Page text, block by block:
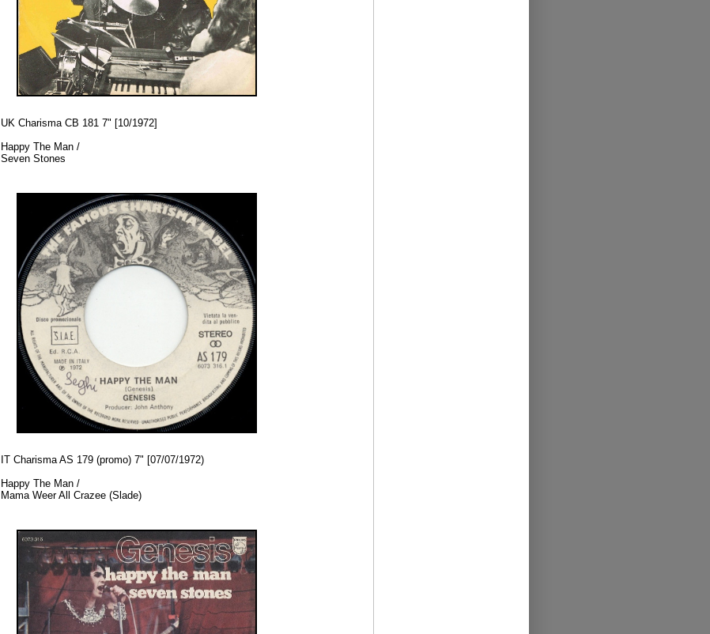
UK Charisma CB 181 7" [10/1972]
Happy The Man /
Seven Stones
IT Charisma AS 179 (promo) 7" [07/07/1972)
Happy The Man /
Mama Weer All Crazee (Slade)